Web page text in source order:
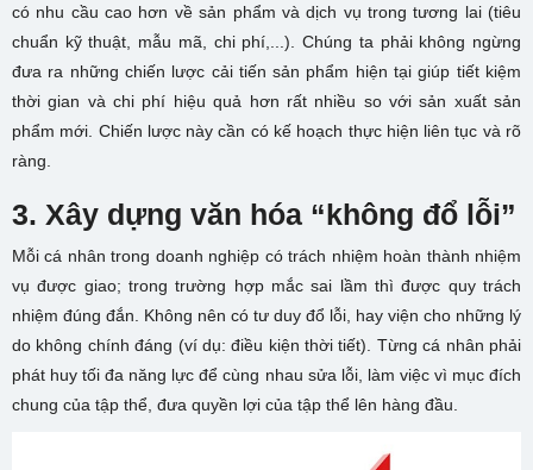
có nhu cầu cao hơn về sản phẩm và dịch vụ trong tương lai (tiêu
chuẩn kỹ thuật, mẫu mã, chi phí,...). Chúng ta phải không ngừng
đưa ra những chiến lược cải tiến sản phẩm hiện tại giúp tiết kiệm
thời gian và chi phí hiệu quả hơn rất nhiều so với sản xuất sản
phẩm mới. Chiến lược này cần có kế hoạch thực hiện liên tục và rõ
ràng.
3. Xây dựng văn hóa “không đổ lỗi”
Mỗi cá nhân trong doanh nghiệp có trách nhiệm hoàn thành nhiệm
vụ được giao; trong trường hợp mắc sai lầm thì được quy trách
nhiệm đúng đắn. Không nên có tư duy đổ lỗi, hay viện cho những lý
do không chính đáng (ví dụ: điều kiện thời tiết). Từng cá nhân phải
phát huy tối đa năng lực để cùng nhau sửa lỗi, làm việc vì mục đích
chung của tập thể, đưa quyền lợi của tập thể lên hàng đầu.